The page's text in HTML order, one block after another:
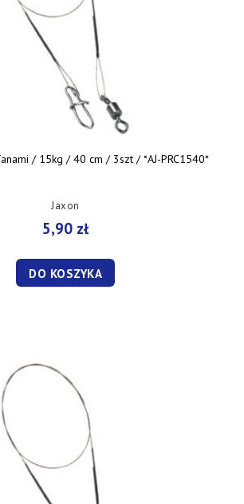
/ 15kg / 40 cm / 3szt / *AJ-PRC1540*
Jaxon
5,90 zł
DO KOSZYKA